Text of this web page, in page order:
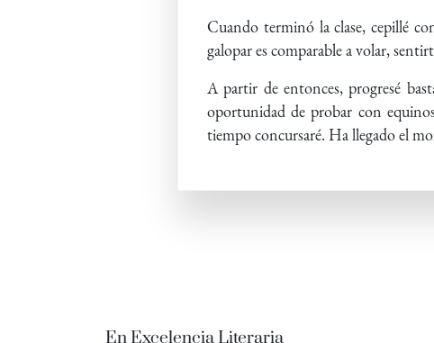
Cuando terminó la clase, cepillé
galopar es comparable a volar,
A partir de entonces, progresé
oportunidad de probar con
tiempo concursaré. Ha llegado el
En Excelencia Literaria